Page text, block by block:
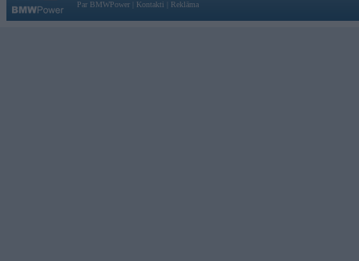
Par BMWPower
Kontakti Reklāma